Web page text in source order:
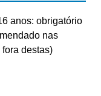
anos: obrigatório
nas
destas)